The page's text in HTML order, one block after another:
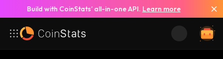
Build with CoinStats’ all-in-one API. Learn more